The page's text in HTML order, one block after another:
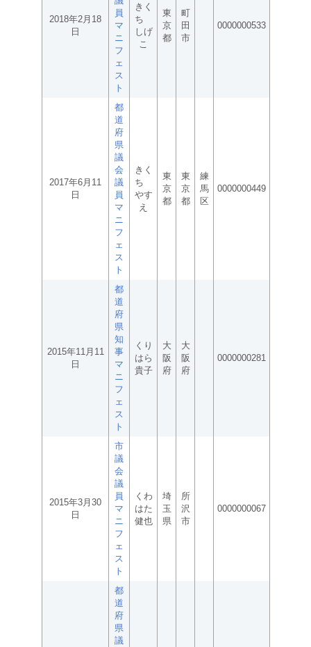
2018年2月18
日
員
マ
ニ
フ
ェ
ス
ト
きく
ち
しげ
こ
東
京
都
町
田
市
0000000533
2017年6月11
日
都
道
府
県
議
会
議
員
マ
ニ
フ
ェ
ス
ト
きく
ち
やす
え
東
京
都
東
京
都
練
馬
区
0000000449
2015年11月11
日
都
道
府
県
知
事
マ
ニ
フ
ェ
ス
ト
くり
はら
貴子
大
阪
府
大
阪
府
0000000281
2015年3月30
日
市
議
会
議
員
マ
ニ
フ
ェ
ス
ト
くわ
はた
健也
埼
玉
県
所
沢
市
0000000067
都
道
府
県
議